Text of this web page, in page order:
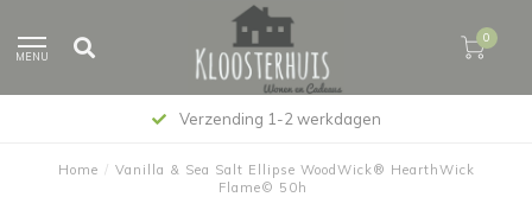
MENU
0
Verzending 1-2 werkdagen
Home / Vanilla & Sea Salt Ellipse WoodWick® HearthWick
Flame© 50h